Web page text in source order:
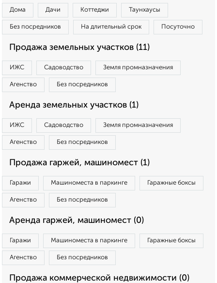
Дома Дачи Коттеджи Таунхаусы
Без посредников На длительный срок Посуточно
Продажа земельных участков (11)
ИЖС Садоводство Земля промназначения
Агенство Без посредников
Аренда земельных участков (1)
ИЖС Садоводство Земля промназначения
Агенство Без посредников
Продажа гаржей, машиномест (1)
Гаражи Машиноместа в паркинге Гаражные боксы
Агенство Без посредников
Аренда гаржей, машиномест (0)
Гаражи Машиноместа в паркинге Гаражные боксы
Агенство Без посредников
Продажа коммерческой недвижимости (0)